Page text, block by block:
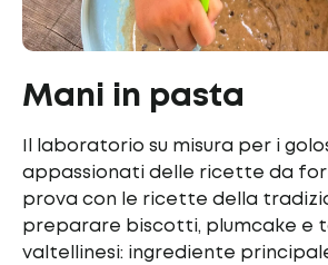
Mani in pasta
Il laboratorio su misura per i
appassionati delle ricette da
prova con le ricette della
preparare biscotti, plumcake e
valtellinesi: ingrediente